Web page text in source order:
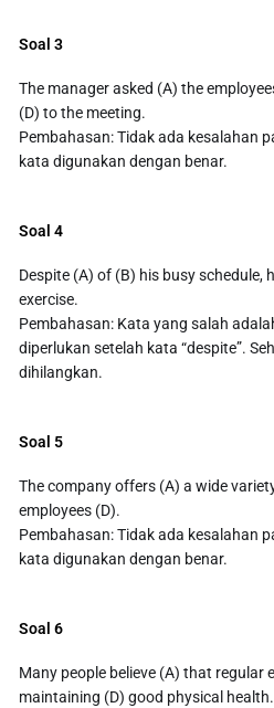
Soal 3
The manager asked (A) the
(D) to the meeting.
Pembahasan: Tidak ada kesalahan
kata digunakan dengan benar.
Soal 4
Despite (A) of (B) his busy schedule,
exercise.
Pembahasan: Kata yang salah
diperlukan setelah kata “despite”.
dihilangkan.
Soal 5
The company offers (A) a wide
employees (D).
Pembahasan: Tidak ada kesalahan
kata digunakan dengan benar.
Soal 6
Many people believe (A) that regular
maintaining (D) good physical health.